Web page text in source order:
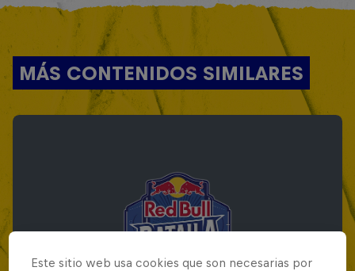
MÁS CONTENIDOS SIMILARES
Este sitio web usa cookies que son necesarias por